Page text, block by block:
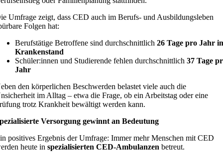
Umfrage zeigt, dass CED auch im Berufs- und Ausbildungsleben
Folgen hat:
Berufstätige Betroffene sind durchschnittlich26 Tage pro Jahr
Krankenstand
Schüler:innen und Studierende fehlen durchschnittlich37 Tage
Jahr
den körperlichen Beschwerden belastet viele auch die
im Alltag – etwa die Frage, ob ein Arbeitstag oder eine
trotz Krankheit bewältigt werden kann.
Versorgung gewinnt an Bedeutung
positives Ergebnis der Umfrage: Immer mehr Menschen mit CED
heute inspezialisierten CED-Ambulanzen betreut.